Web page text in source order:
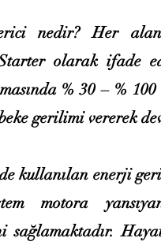
nedir? Her
olarak ifade
% 30 – %
gerilimi vererek
kullanılan enerji
motora
sağlamaktadır.